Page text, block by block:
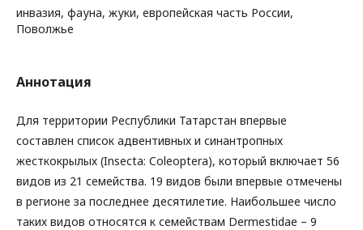
инвазия, фауна, жуки, европейская часть России,
Поволжье
Аннотация
Для территории Республики Татарстан впервые
составлен список адвентивных и синантропных
жесткокрылых (Insecta: Coleoptera), который включает 56
видов из 21 семейства. 19 видов были впервые отмечены
в регионе за последнее десятилетие. Наибольшее число
таких видов относятся к семействам Dermestidae – 9